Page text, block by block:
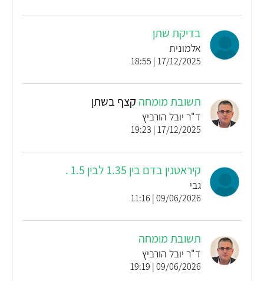
בדיקת שתן
אלמונית
17/12/2025 | 18:55
תשובת מומחה קצף בשתן
ד"ר יובל הורביץ
17/12/2025 | 19:23
קיראטנין בדם בין 1.35 לבין 1.5 .
גבי
09/06/2026 | 11:16
תשובת מומחה
ד"ר יובל הורביץ
09/06/2026 | 19:19